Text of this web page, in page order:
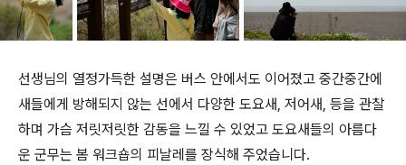
선생님의 열정가득한 설명은 버스 안에서도 이어졌고 중간중간에
새들에게 방해되지 않는 선에서 다양한 도요새, 저어새, 등을 관찰
하며 가슴 저릿저릿한 감동을 느낄 수 있었고 도요새들의 아름다
운 군무는 봄 워크숍의 피날레를 장식해 주었습니다.